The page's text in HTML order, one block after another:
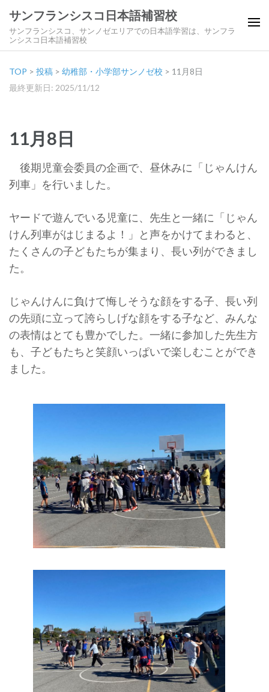
サンフランシスコ日本語補習校
サンフランシスコ、サンノゼエリアでの日本語学習は、サンフラ
ンシスコ日本語補習校
TOP > 投稿 > 幼稚部・小学部サンノゼ校 > 11月8日
最終更新日: 2025/11/12
11月8日
後期児童会委員の企画で、昼休みに「じゃんけん
列車」を行いました。
ヤードで遊んでいる児童に、先生と一緒に「じゃん
けん列車がはじまるよ！」と声をかけてまわると、
たくさんの子どもたちが集まり、長い列ができまし
た。
じゃんけんに負けて悔しそうな顔をする子、長い列
の先頭に立って誇らしげな顔をする子など、みんな
の表情はとても豊かでした。一緒に参加した先生方
も、子どもたちと笑顔いっぱいで楽しむことができ
ました。